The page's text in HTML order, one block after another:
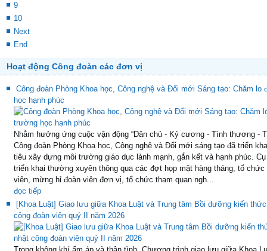
9
10
Next
End
Hoạt động Công đoàn các đơn vị
Công đoàn Phòng Khoa học, Công nghệ và Đổi mới Sáng tạo: Chăm
học hạnh phúc
Nhằm hưởng ứng cuộc vận động “Dân chủ - Kỷ cương - Tình thương -
Công đoàn Phòng Khoa học, Công nghệ và Đổi mới sáng tạo đã triển
tiêu xây dựng môi trường giáo dục lành mạnh, gắn kết và hạnh phúc.
triển khai thường xuyên thông qua các đợt họp mặt hàng tháng, tổ
viên, mừng hỉ đoàn viên đơn vị, tổ chức tham quan ngh...
đọc tiếp
[Khoa Luật] Giao lưu giữa Khoa Luật và Trung tâm Bồi dưỡng kiến
công đoàn viên quý II năm 2026